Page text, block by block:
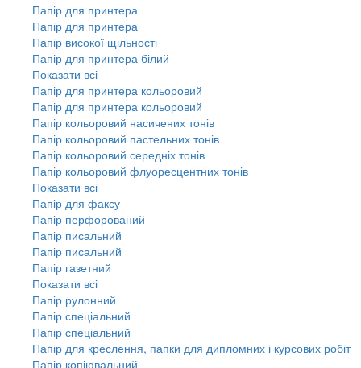
Папір для принтера
Папір для принтера
Папір високої щільності
Папір для принтера білий
Показати всі
Папір для принтера кольоровий
Папір для принтера кольоровий
Папір кольоровий насичених тонів
Папір кольоровий пастельних тонів
Папір кольоровий середніх тонів
Папір кольоровий флуоресцентних тонів
Показати всі
Папір для факсу
Папір перфорований
Папір писальний
Папір писальний
Папір газетний
Показати всі
Папір рулонний
Папір спеціальний
Папір спеціальний
Папір для креслення, папки для дипломних і курсових робіт
Папір копіювальний